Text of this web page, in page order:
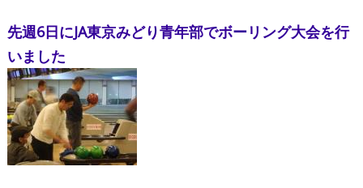
先週6日にJA東京みどり青年部でボーリング大会を行
いました